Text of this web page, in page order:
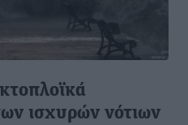
ισχυρών νότιων